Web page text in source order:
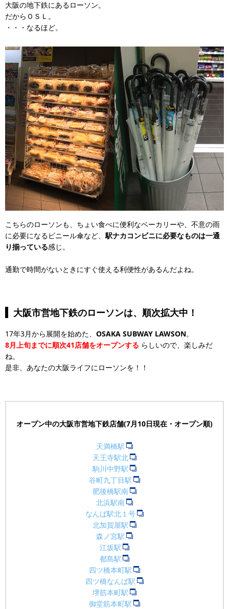
大阪の地下鉄にあるローソン。
だからＯＳＬ。
・・・なるほど。
こちらのローソンも、ちょい食べに便利なベーカリーや、不意の雨
に必要になるビニール傘など、 駅ナカコンビニに必要なものは一通
り揃っている感じ。
通勤で時間がないときにすぐ使える利便性があるんだよね。
大阪市営地下鉄のローソンは、順次拡大中！
17年3月から展開を始めた、 OSAKA SUBWAY LAWSON。
8月上旬までに順次41店舗をオープンする らしいので、楽しみだ
ね。
是非、あなたの大阪ライフにローソンを！！
オープン中の大阪市営地下鉄店舗(7月10日現在・オープン順)
天満橋駅
天王寺駅北
駒川中野駅
谷町九丁目駅
肥後橋駅南
北浜駅南
なんば駅北１号
北加賀屋駅
森ノ宮駅
江坂駅
都島駅
四ツ橋本町駅
四ツ橋なんば駅
堺筋本町駅
御堂筋本町駅